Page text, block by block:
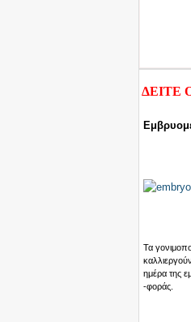
ΔΕΙΤΕ
Τα
ημέρα της
-φοράς.